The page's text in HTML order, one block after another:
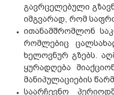
გავრცელებული
იმგვარად, რომ
ითანამშრომლონ
რომლებიც
ხელოვნურ გზებს.
ყურადღება
მანიპულაციების
საარჩევნო